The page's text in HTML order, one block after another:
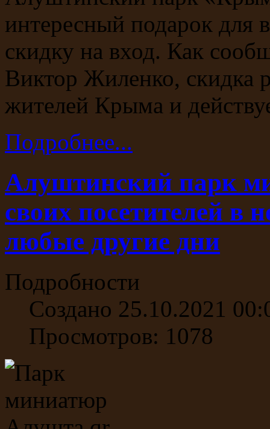
интересный подарок
скидку на вход. Как
Виктор Жиленко, скидка
жителей Крыма и
Подробнее...
Алуштинский парк
своих посетителей в
любые другие дни
Подробности
Создано 25.10.2021
Просмотров: 1078